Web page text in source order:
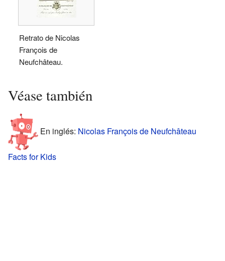
Retrato de Nicolas
François de
Neufchâteau.
Véase también
En inglés: Nicolas François de Neufchâteau
Facts for Kids